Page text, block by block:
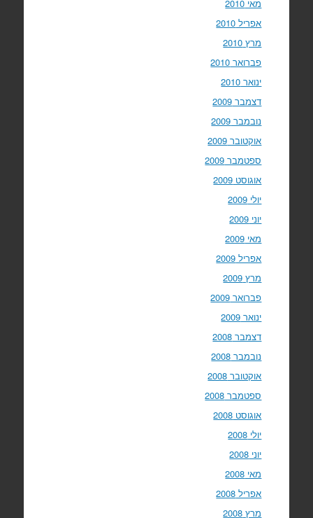
מאי 2010
אפריל 2010
מרץ 2010
פברואר 2010
ינואר 2010
דצמבר 2009
נובמבר 2009
אוקטובר 2009
ספטמבר 2009
אוגוסט 2009
יולי 2009
יוני 2009
מאי 2009
אפריל 2009
מרץ 2009
פברואר 2009
ינואר 2009
דצמבר 2008
נובמבר 2008
אוקטובר 2008
ספטמבר 2008
אוגוסט 2008
יולי 2008
יוני 2008
מאי 2008
אפריל 2008
מרץ 2008